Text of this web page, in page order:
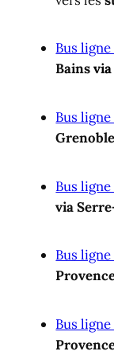
Bus ligne
Bains
Bus ligne
Bus ligne
via
Bus ligne
Bus ligne